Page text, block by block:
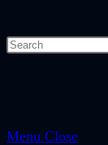
Menu Close